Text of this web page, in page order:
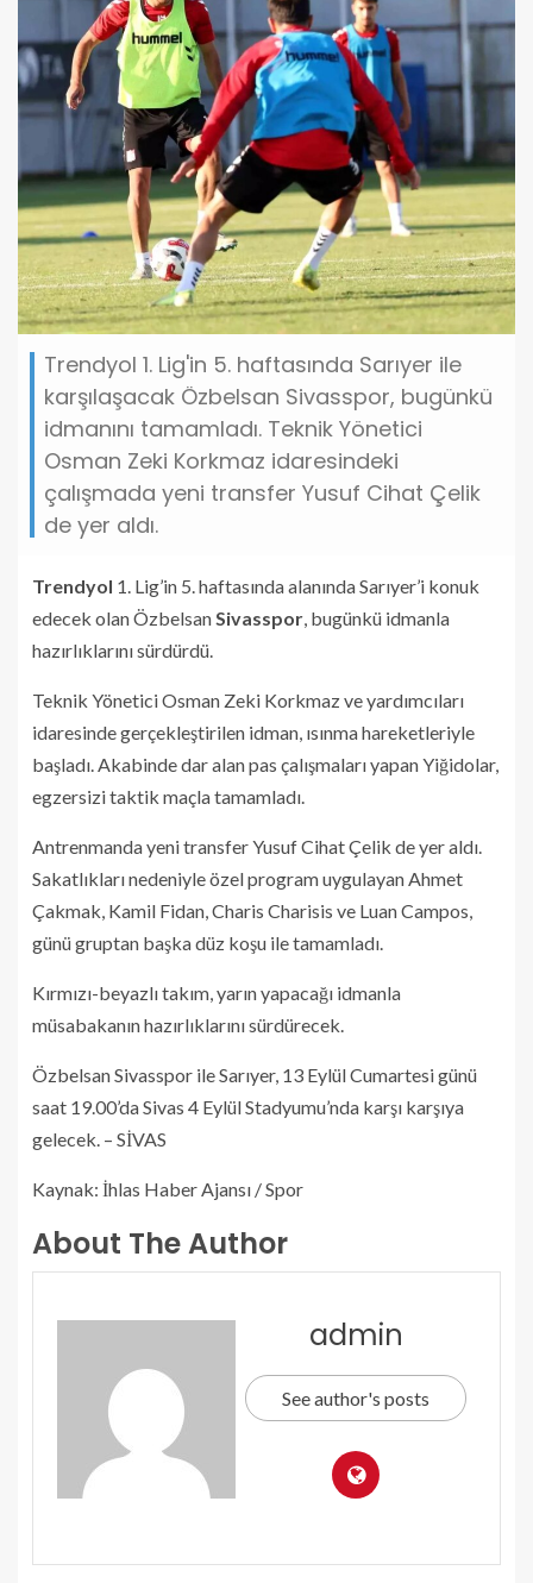
Trendyol 1. Lig'in 5. haftasında Sarıyer ile
karşılaşacak Özbelsan Sivasspor, bugünkü
idmanını tamamladı. Teknik Yönetici
Osman Zeki Korkmaz idaresindeki
çalışmada yeni transfer Yusuf Cihat Çelik
de yer aldı.
Trendyol 1. Lig’in 5. haftasında alanında Sarıyer’i konuk
edecek olan ÖzbelsanSivasspor, bugünkü idmanla
hazırlıklarını sürdürdü.
Teknik Yönetici Osman Zeki Korkmaz ve yardımcıları
idaresinde gerçekleştirilen idman, ısınma hareketleriyle
başladı. Akabinde dar alan pas çalışmaları yapan Yiğidolar,
egzersizi taktik maçla tamamladı.
Antrenmanda yeni transfer Yusuf Cihat Çelik de yer aldı.
Sakatlıkları nedeniyle özel program uygulayan Ahmet
Çakmak, Kamil Fidan, Charis Charisis ve Luan Campos,
günü gruptan başka düz koşu ile tamamladı.
Kırmızı-beyazlı takım, yarın yapacağı idmanla
müsabakanın hazırlıklarını sürdürecek.
Özbelsan Sivasspor ile Sarıyer, 13 Eylül Cumartesi günü
saat 19.00’da Sivas 4 Eylül Stadyumu’nda karşı karşıya
gelecek. – SİVAS
Kaynak: İhlas Haber Ajansı / Spor
About The Author
admin
See author's posts